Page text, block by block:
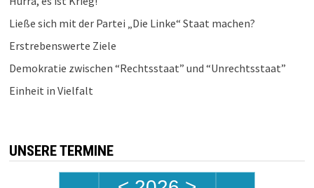
Ließe sich mit der Partei „Die Linke“ Staat machen?
Erstrebenswerte Ziele
Demokratie zwischen “Rechtsstaat” und “Unrechtsstaat”
Einheit in Vielfalt
UNSERE TERMINE